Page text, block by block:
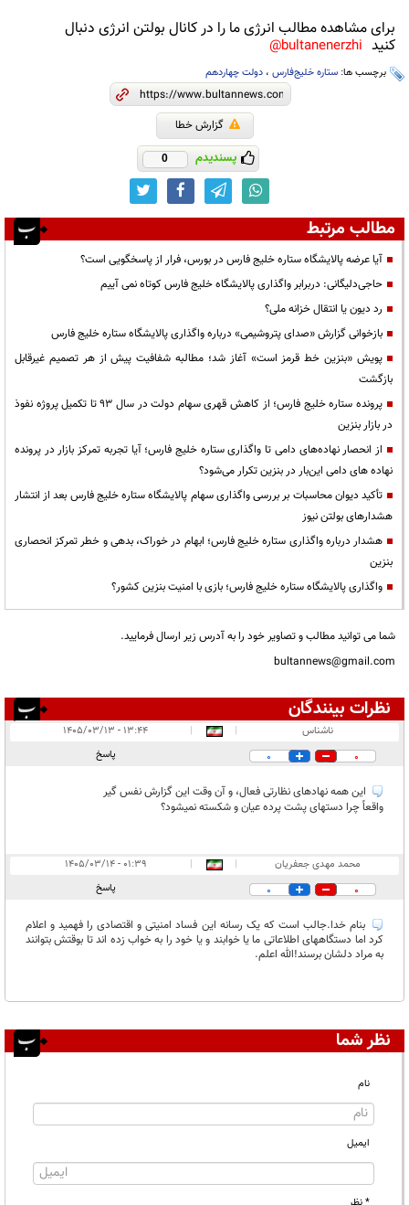
برای مشاهده مطالب انرژی ما را در کانال بولتن انرژی دنبال
کنید bultanenerzhi@
برچسب ها: ستاره خلیج‌فارس ، دولت چهاردهم
گزارش خطا
پسندیدم 0
مطالب مرتبط
آیا عرضه پالایشگاه ستاره خلیج فارس در بورس، فرار از پاسخگویی است؟
حاجی‌دلیگانی: دربرابر واگذاری پالایشگاه خلیج فارس کوتاه نمی آییم
رد دیون یا انتقال خزانه ملی؟
بازخوانی گزارش «صدای پتروشیمی» درباره واگذاری پالایشگاه ستاره خلیج فارس
پویش «بنزین خط قرمز است» آغاز شد؛ مطالبه شفافیت پیش از هر تصمیم غیرقابل
بازگشت
پرونده ستاره خلیج فارس؛ از کاهش قهری سهام دولت در سال ۹۳ تا تکمیل پروژه نفوذ
در بازار بنزین
از انحصار نهاده‌های دامی تا واگذاری ستاره خلیج فارس؛ آیا تجربه تمرکز بازار در پرونده
نهاده های دامی این‌بار در بنزین تکرار می‌شود؟
تأکید دیوان محاسبات بر بررسی واگذاری سهام پالایشگاه ستاره خلیج فارس بعد از انتشار
هشدارهای بولتن نیوز
هشدار درباره واگذاری ستاره خلیج فارس؛ ابهام در خوراک، بدهی و خطر تمرکز انحصاری
بنزین
واگذاری پالایشگاه ستاره خلیج فارس؛ بازی با امنیت بنزین کشور؟
شما می توانید مطالب و تصاویر خود را به آدرس زیر ارسال فرمایید.
bultannews@gmail.com
نظرات بینندگان
در انتظار بررسی:
ناشناس |
|
۱۳:۴۴ - ۱۴۰۵/۰۳/۱۳
0
0 پاسخ
این همه نهادهای نظارتی فعال، و آن وقت این گزارش نفس گیر
واقعاً چرا دستهای پشت پرده عیان و شکسته نمیشود؟
محمد مهدی جعفریان |
|
۰۱:۳۹ - ۱۴۰۵/۰۳/۱۴
0
0 پاسخ
بنام خدا.جالب است که یک رسانه این فساد امنیتی و اقتصادی را فهمید و اعلام
کرد اما دستگاههای اطلاعاتی ما یا خوابند و یا خود را به خواب زده اند تا بوقتش بتوانند
به مراد دلشان برسند!الله اعلم.
نظر شما
نام
ایمیل